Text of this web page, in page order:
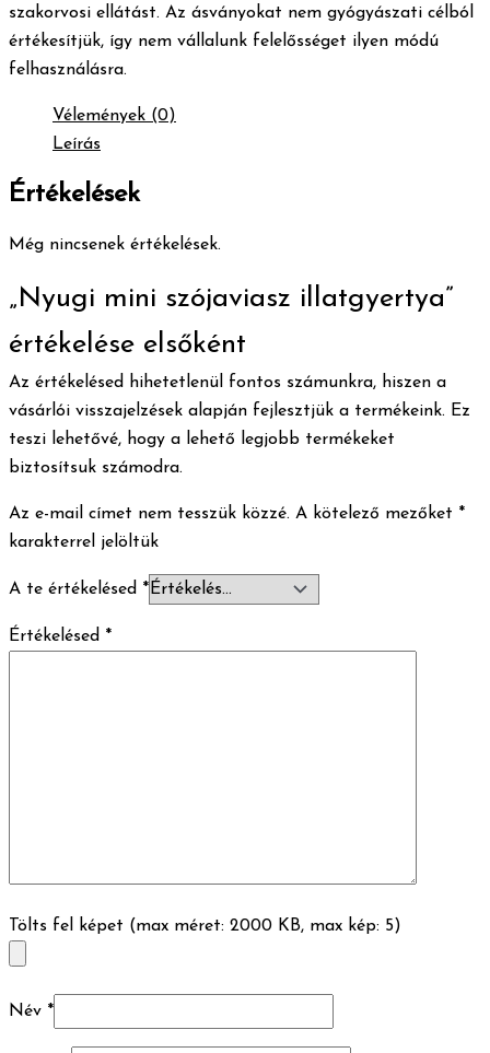
szakorvosi ellátást. Az ásványokat nem gyógyászati célból
értékesítjük, így nem vállalunk felelősséget ilyen módú
felhasználásra.
Vélemények (0)
Leírás
Értékelések
Még nincsenek értékelések.
„Nyugi mini szójaviasz illatgyertya”
értékelése elsőként
Az értékelésed hihetetlenül fontos számunkra, hiszen a
vásárlói visszajelzések alapján fejlesztjük a termékeink. Ez
teszi lehetővé, hogy a lehető legjobb termékeket
biztosítsuk számodra.
Az e-mail címet nem tesszük közzé. A kötelező mezőket *
karakterrel jelöltük
A te értékelésed *
Értékelésed *
Tölts fel képet (max méret: 2000 KB, max kép: 5)
Név *